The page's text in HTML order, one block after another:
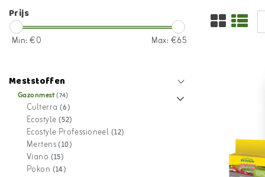
Prijs
Min: €0 Max: €65
Meststoffen
Gazonmest(74)
Culterra (6)
Ecostyle (52)
Ecostyle Professioneel (12)
Mertens(10)
Viano (15)
Pokon (14)